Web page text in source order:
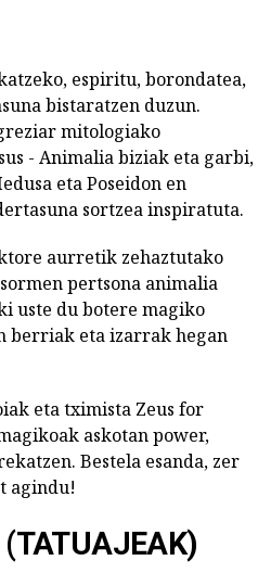
espiritu, borondatea,
bistaratzen duzun.
mitologiako
- Animalia biziak eta garbi,
eta Poseidon en
sortzea inspiratuta.
aurretik zehaztutako
pertsona animalia
uste du botere magiko
berriak eta izarrak hegan
eta tximista Zeus for
askotan power,
Bestela esanda, zer
agindu!